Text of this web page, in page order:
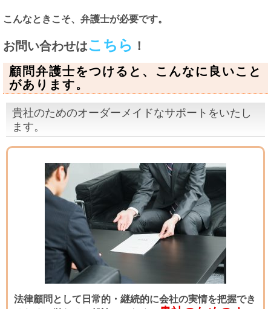
こんなときこそ、弁護士が必要です。
お問い合わせはこちら ！
顧問弁護士をつけると、こんなに良いこと
があります。
貴社のためのオーダーメイドなサポートをいたし
ます。
法律顧問として日常的・継続的に会社の実情を把握でき